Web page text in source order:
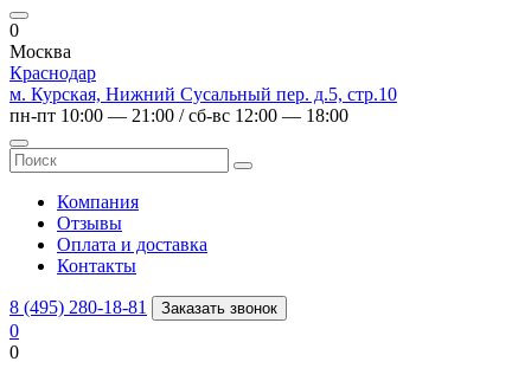
0
Москва
Краснодар
м. Курская, Нижний Сусальный пер. д.5, стр.10
пн-пт 10:00 — 21:00 / сб-вс 12:00 — 18:00
Компания
Отзывы
Оплата и доставка
Контакты
8 (495) 280-18-81 Заказать звонок
0
0